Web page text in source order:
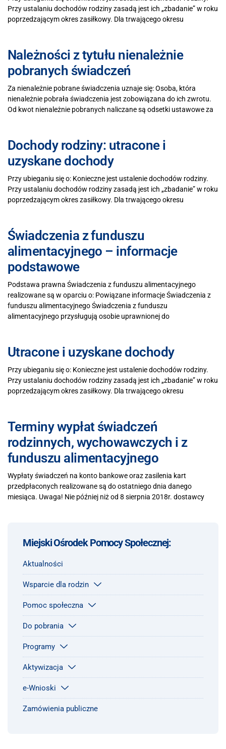
Przy ustalaniu dochodów rodziny zasadą jest ich „zbadanie” w roku
poprzedzającym okres zasiłkowy. Dla trwającego okresu
Należności z tytułu nienależnie
pobranych świadczeń
Za nienależnie pobrane świadczenia uznaje się: Osoba, która
nienależnie pobrała świadczenia jest zobowiązana do ich zwrotu.
Od kwot nienależnie pobranych naliczane są odsetki ustawowe za
Dochody rodziny: utracone i
uzyskane dochody
Przy ubieganiu się o: Konieczne jest ustalenie dochodów rodziny.
Przy ustalaniu dochodów rodziny zasadą jest ich „zbadanie” w roku
poprzedzającym okres zasiłkowy. Dla trwającego okresu
Świadczenia z funduszu
alimentacyjnego – informacje
podstawowe
Podstawa prawna Świadczenia z funduszu alimentacyjnego
realizowane są w oparciu o: Powiązane informacje Świadczenia z
funduszu alimentacyjnego Świadczenia z funduszu
alimentacyjnego przysługują osobie uprawnionej do
Utracone i uzyskane dochody
Przy ubieganiu się o: Konieczne jest ustalenie dochodów rodziny.
Przy ustalaniu dochodów rodziny zasadą jest ich „zbadanie” w roku
poprzedzającym okres zasiłkowy. Dla trwającego okresu
Terminy wypłat świadczeń
rodzinnych, wychowawczych i z
funduszu alimentacyjnego
Wypłaty świadczeń na konto bankowe oraz zasilenia kart
przedpłaconych realizowane są do ostatniego dnia danego
miesiąca. Uwaga! Nie później niż od 8 sierpnia 2018r. dostawcy
Miejski Ośrodek Pomocy Społecznej:
Aktualności
Wsparcie dla rodzin
Pomoc społeczna
Do pobrania
Programy
Aktywizacja
e-Wnioski
Zamówienia publiczne